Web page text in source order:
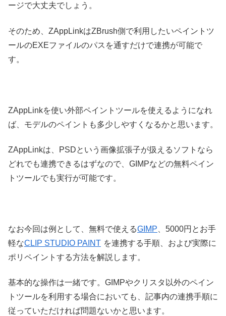
ージで大丈夫でしょう。
そのため、ZAppLinkはZBrush側で利用したいペイントツ
ールのEXEファイルのパスを通すだけで連携が可能で
す。
ZAppLinkを使い外部ペイントツールを使えるようになれ
ば、モデルのペイントも多少しやすくなるかと思います。
ZAppLinkは、PSDという画像拡張子が扱えるソフトなら
どれでも連携できるはずなので、GIMPなどの無料ペイン
トツールでも実行が可能です。
なお今回は例として、無料で使えるGIMP 、5000円とお手
軽なCLIP STUDIO PAINT を連携する手順、および実際に
ポリペイントする方法を解説します。
基本的な操作は一緒です。GIMPやクリスタ以外のペイン
トツールを利用する場合においても、記事内の連携手順に
従っていただければ問題ないかと思います。